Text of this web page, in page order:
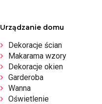
Urządzanie domu
Dekoracje ścian
Makarama wzory
Dekoracje okien
Garderoba
Wanna
Oświetlenie